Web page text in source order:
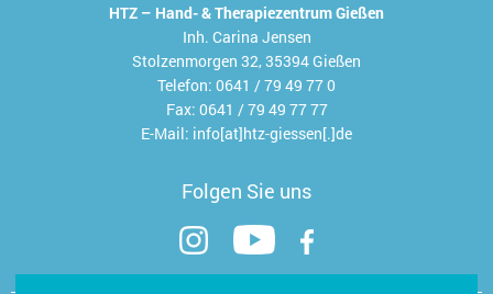
HTZ – Hand- & Therapiezentrum Gießen
Inh. Carina Jensen
Stolzenmorgen 32, 35394 Gießen
Telefon: 0641 / 79 49 77 0
Fax: 0641 / 79 49 77 77
E-Mail: info[at]htz-giessen[.]de
Folgen Sie uns